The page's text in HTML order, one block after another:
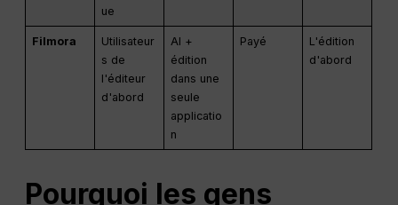
ue
Filmora
Utilisateur
s de
l'éditeur
d'abord
AI +
édition
dans une
seule
applicatio
n
Payé
L'édition
d'abord
Pourquoi les gens